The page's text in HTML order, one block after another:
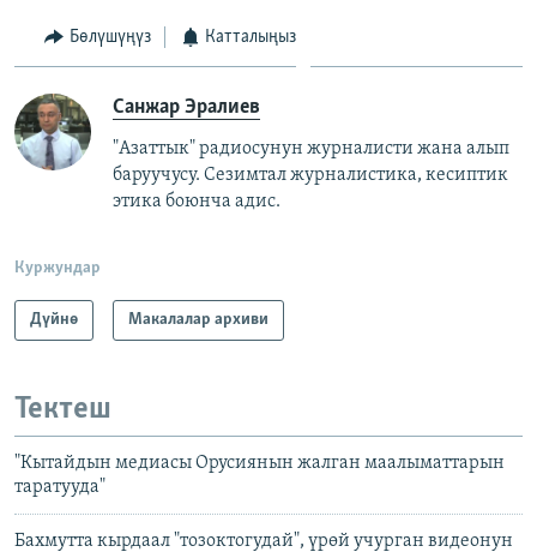
Бөлүшүңүз Катталыңыз
Санжар Эралиев
"Азаттык" радиосунун журналисти жана алып
баруучусу. Сезимтал журналистика, кесиптик
этика боюнча адис.
Куржундар
Дүйнө Макалалар архиви
Тектеш
"Кытайдын медиасы Орусиянын жалган маалыматтарын
таратууда"
Бахмутта кырдаал "тозоктогудай", үрөй учурган видеонун